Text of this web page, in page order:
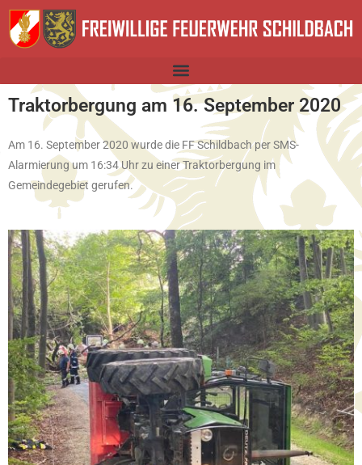
Traktorbergung am 16. September 2020
Am 16. September 2020 wurde die FF Schildbach per SMS-
Alarmierung um 16:34 Uhr zu einer Traktorbergung im
Gemeindegebiet gerufen.